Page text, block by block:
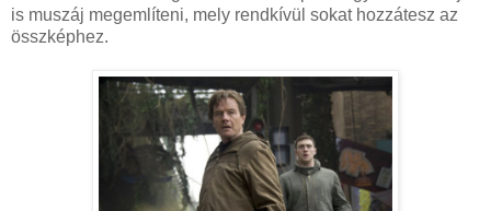
is muszáj megemlíteni, mely rendkívül sokat hozzátesz az
összképhez.